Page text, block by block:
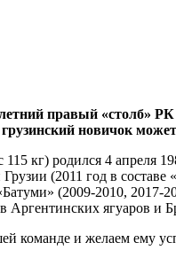
правый «столб»
новичок
115 кг) родился 4 апреля
(2011 год в
(2009-2010,
Аргентинских ягуаров и
команде и желаем ему